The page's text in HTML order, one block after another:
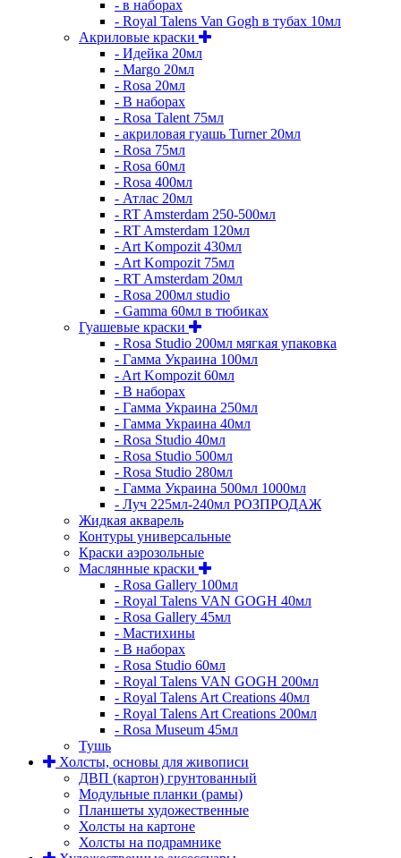
- в наборах
- Royal Talens Van Gogh в тубах 10мл
Акриловые краски
- Идейка 20мл
- Margo 20мл
- Rosa 20мл
- В наборах
- Rosa Talent 75мл
- акриловая гуашь Turner 20мл
- Rosa 75мл
- Rosa 60мл
- Rosa 400мл
- Атлас 20мл
- RT Amsterdam 250-500мл
- RT Amsterdam 120мл
- Art Kompozit 430мл
- Art Kompozit 75мл
- RT Amsterdam 20мл
- Rosa 200мл studio
- Gamma 60мл в тюбиках
Гуашевые краски
- Rosa Studio 200мл мягкая упаковка
- Гамма Украина 100мл
- Art Kompozit 60мл
- В наборах
- Гамма Украина 250мл
- Гамма Украина 40мл
- Rosa Studio 40мл
- Rosa Studio 500мл
- Rosa Studio 280мл
- Гамма Украина 500мл 1000мл
- Луч 225мл-240мл РОЗПРОДАЖ
Жидкая акварель
Контуры универсальные
Краски аэрозольные
Маслянные краски
- Rosa Gallery 100мл
- Royal Talens VAN GOGH 40мл
- Rosa Gallery 45мл
- Мастихины
- В наборах
- Rosa Studio 60мл
- Royal Talens VAN GOGH 200мл
- Royal Talens Art Creations 40мл
- Royal Talens Art Creations 200мл
- Rosa Museum 45мл
Тушь
Холсты, основы для живописи
ДВП (картон) грунтованный
Модульные планки (рамы)
Планшеты художественные
Холсты на картоне
Холсты на подрамнике